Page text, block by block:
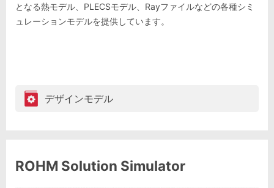
となる熱モデル、PLECSモデル、Rayファイルなどの各種シミ
ュレーションモデルを提供しています。
デザインモデル
ROHM Solution Simulator